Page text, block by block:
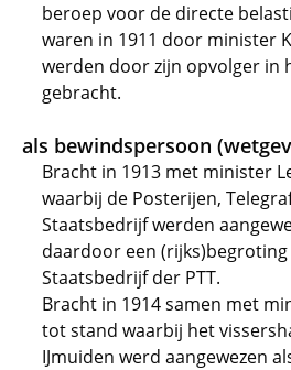
beroep voor de directe
waren in 1911 door minister
werden door zijn opvolger in
gebracht.
als bewindspersoon
Bracht in 1913 met minister
waarbij de Posterijen,
Staatsbedrijf werden
daardoor een
Staatsbedrijf der PTT.
Bracht in 1914 samen met
tot stand waarbij het
IJmuiden werd aangewezen